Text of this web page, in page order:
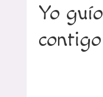
Yo
contigo